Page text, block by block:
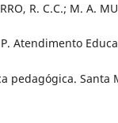
R. C.C.; M. A.
Atendimento
Santa